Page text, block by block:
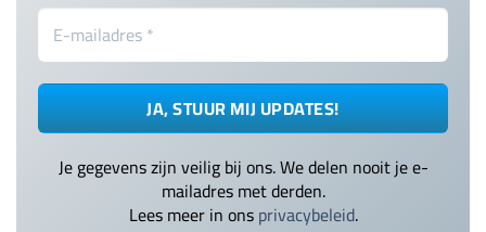
Je gegevens zijn veilig bij ons. We delen nooit je e-
mailadres met derden.
Lees meer in onsprivacybeleid.